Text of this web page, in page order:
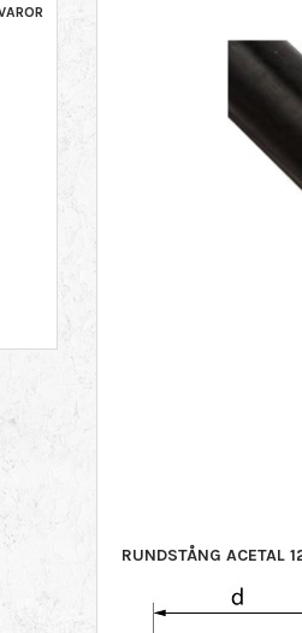
RUNDSTÅNG ACETAL